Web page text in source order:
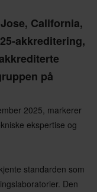
California,
akkreditering,
på
2025, markerer
ekspertise og
standarden som
Den